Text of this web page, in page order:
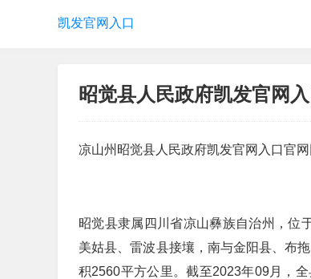
凯发官网入口
昭觉县人民政府凯发官网
凉山州昭觉县人民政府凯发官网入口官
昭觉县隶属四川省凉山彝族自治州，位
美姑县、雷波县接壤，南与金阳县、布
积2560平方公里。截至2023年09月，